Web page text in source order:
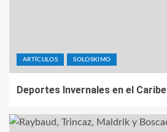
ARTÍCULOS SOLOSKIMO
Deportes Invernales en el Caribe